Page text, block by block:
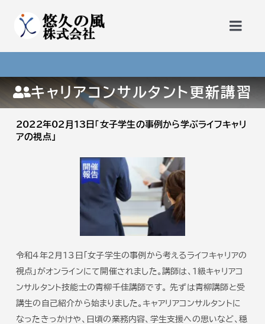
content
更新講習
お知らせ＆コラム
会社概要
キャリアコンサルタント更新講習
2022年02月13日「女子学生の事例から学ぶライフキャリ
アの視点」
令和４年2月１3日「女子学生の事例から考えるライフキャリアの
視点」がオンラインにて開催されました。講師は、1級キャリアコ
ンサルタント技能士の青柳千佳講師です。 先ずは青柳講師と受
講生の自己紹介から始まりました。キャアリアコンサルタントに
なったきっかけや、日頃の業務内容、学生支援への思いなど、穏